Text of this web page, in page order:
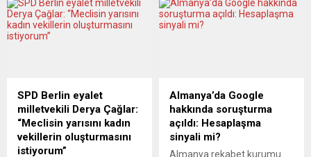
gelirlerindeki yükselişle 3
katına çıkarak 3,7 milyar
avroya ulaştı. BioNTech,
çeyrekteki net kârı, net
gelirlerindeki sert artışla 3,7
milyar avroya yükseldi.
BioNTech,...
Britanya ve İrlanda
Cumhuriyeti temsilcileri
mi?” sorusu soruluyor.
Kuzey İrlanda’daki
seçimlerin üzerinden aylar
geçti ama bir türlü hükümet
kurulamadı. Kuzey
SPD Berlin eyalet
milletvekili Derya Çağlar:
“Meclisin yarısını kadın
vekillerin oluşturmasını
istiyorum”
Almanya’da Google
hakkında soruşturma
açıldı: Hesaplaşma
sinyali mi?
Almanya rekabet kurumu